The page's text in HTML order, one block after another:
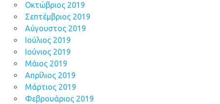
Οκτώβριος 2019
Σεπτέμβριος 2019
Αύγουστος 2019
Ιούλιος 2019
Ιούνιος 2019
Μάιος 2019
Απρίλιος 2019
Μάρτιος 2019
Φεβρουάριος 2019